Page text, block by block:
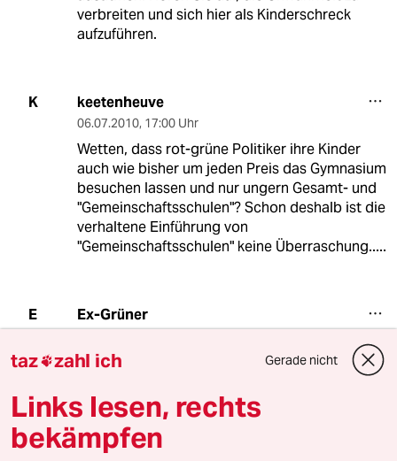
verbreiten und sich hier als Kinderschreck
aufzuführen.
K keetenheuve
06.07.2010, 17:00 Uhr
Wetten, dass rot-grüne Politiker ihre Kinder
auch wie bisher um jeden Preis das Gymnasium
besuchen lassen und nur ungern Gesamt- und
"Gemeinschaftsschulen"? Schon deshalb ist die
verhaltene Einführung von
"Gemeinschaftsschulen" keine Überraschung.....
E Ex-Grüner
Unglaublich, wie sich die Grünen hier politisch
meistkommentiert
taz zahl ich Gerade nicht
Links lesen, rechts
bekämpfen